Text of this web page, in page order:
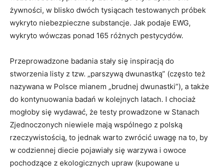
żywności, w blisko dwóch tysiącach testowanych próbek
wykryto niebezpieczne substancje. Jak podaje EWG,
wykryto wówczas ponad 165 różnych pestycydów.
Przeprowadzone badania stały się inspiracją do
stworzenia listy z tzw. „parszywą dwunastką” (często też
nazywana w Polsce mianem „brudnej dwunastki”), a także
do kontynuowania badań w kolejnych latach. I chociaż
mogłoby się wydawać, że testy prowadzone w Stanach
Zjednoczonych niewiele mają wspólnego z polską
rzeczywistością, to jednak warto zwrócić uwagę na to, by
w codziennej diecie pojawiały się warzywa i owoce
pochodzące z ekologicznych upraw (kupowane u